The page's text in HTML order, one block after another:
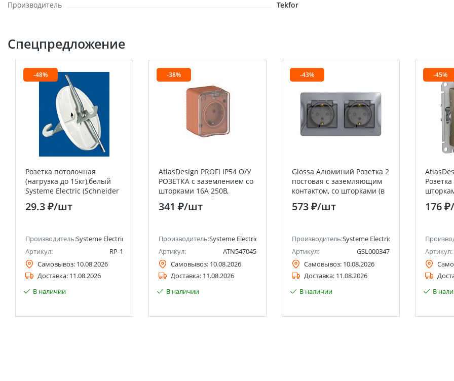
Производитель
Tekfor
Спецпредложение
-48%
Розетка потолочная
(нагрузка до 15кг),белый
Systeme Electric (Schneider
Electric)
29.3 ₽/шт
Производитель:Systeme Electric (ранее Schneider Electric)
Артикул:
RP-1
Самовывоз: 10.08.2026
Доставка: 11.08.2026
В наличии
-38%
AtlasDesign PROFI IP54 О/У
РОЗЕТКА с заземлением со
шторками 16А 250В,
ТЕРРАКОТОВЫЙ Systeme
Electric (Schneider Electric)
341 ₽/шт
Производитель:Systeme Electric (ранее Schneider Electric)
Артикул:
ATN547045
Самовывоз: 10.08.2026
Доставка: 11.08.2026
В наличии
-43%
Glossa Алюминий Розетка 2
постовая с заземляющим
контактом, со шторками (в
сборе с рамкой), IP44
Systeme Electric (Schneider
573 ₽/шт
Производитель:Systeme Electric (ранее Schneider
Артикул:
GSL000347
Самовывоз: 10.08.2026
Доставка: 11.08.2026
В наличии
-45%
176 ₽
Артикул:
В